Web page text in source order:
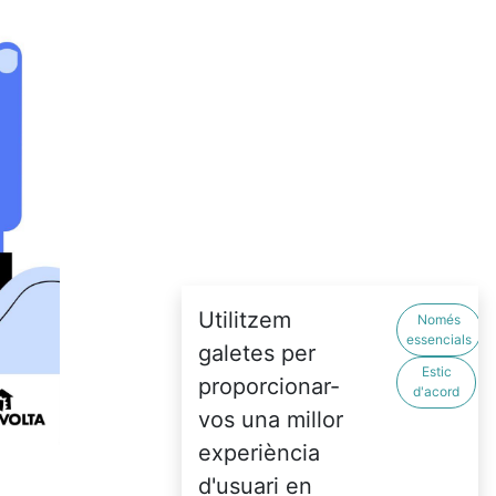
Utilitzem
galetes per
proporcionar-
vos una millor
experiència
d'usuari en
Només
essencials
Estic
d'acord